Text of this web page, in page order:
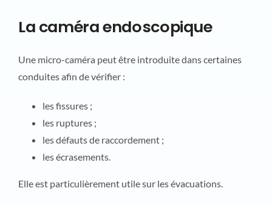
La caméra endoscopique
Une micro-caméra peut être introduite dans certaines
conduites afin de vérifier :
les fissures ;
les ruptures ;
les défauts de raccordement ;
les écrasements.
Elle est particulièrement utile sur les évacuations.